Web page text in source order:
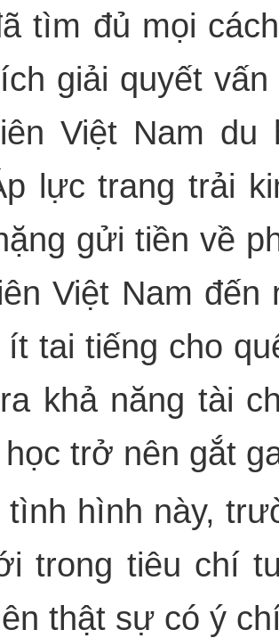
tìm đủ mọi
giải quyết
Việt Nam
lực trang trải
gửi tiền về
Việt Nam
ít tai tiếng cho
khả năng tài
học trở nên gắt
hình này,
trong tiêu chí
thật sự có ý